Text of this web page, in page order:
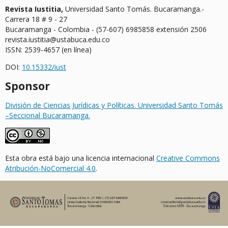
Revista Iustitia, Universidad Santo Tomás. Bucaramanga.-
Carrera 18 # 9 - 27
Bucaramanga - Colombia - (57-607) 6985858 extensión 2506
revista.iustitia@ustabuca.edu.co
ISSN: 2539-4657 (en línea)
DOI: 10.15332/iust
Sponsor
División de Ciencias Jurídicas y Políticas. Universidad Santo Tomás
–Seccional Bucaramanga.
Esta obra está bajo una licencia internacional Creative Commons
Atribución-NoComercial 4.0.